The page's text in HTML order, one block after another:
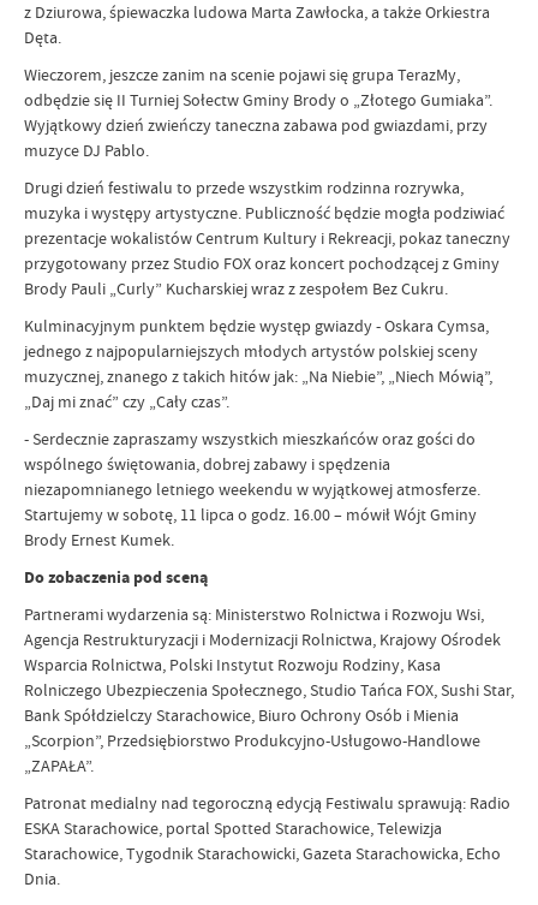
z Dziurowa, śpiewaczka ludowa Marta Zawłocka, a także Orkiestra
Dęta.
Wieczorem, jeszcze zanim na scenie pojawi się grupa TerazMy,
odbędzie się II Turniej Sołectw Gminy Brody o „Złotego Gumiaka”.
Wyjątkowy dzień zwieńczy taneczna zabawa pod gwiazdami, przy
muzyce DJ Pablo.
Drugi dzień festiwalu to przede wszystkim rodzinna rozrywka,
muzyka i występy artystyczne. Publiczność będzie mogła podziwiać
prezentacje wokalistów Centrum Kultury i Rekreacji, pokaz taneczny
przygotowany przez Studio FOX oraz koncert pochodzącej z Gminy
Brody Pauli „Curly” Kucharskiej wraz z zespołem Bez Cukru.
Kulminacyjnym punktem będzie występ gwiazdy - Oskara Cymsa,
jednego z najpopularniejszych młodych artystów polskiej sceny
muzycznej, znanego z takich hitów jak: „Na Niebie”, „Niech Mówią”,
„Daj mi znać” czy „Cały czas”.
- Serdecznie zapraszamy wszystkich mieszkańców oraz gości do
wspólnego świętowania, dobrej zabawy i spędzenia
niezapomnianego letniego weekendu w wyjątkowej atmosferze.
Startujemy w sobotę, 11 lipca o godz. 16.00 – mówił Wójt Gminy
Brody Ernest Kumek.
Do zobaczenia pod sceną
Partnerami wydarzenia są: Ministerstwo Rolnictwa i Rozwoju Wsi,
Agencja Restrukturyzacji i Modernizacji Rolnictwa, Krajowy Ośrodek
Wsparcia Rolnictwa, Polski Instytut Rozwoju Rodziny, Kasa
Rolniczego Ubezpieczenia Społecznego, Studio Tańca FOX, Sushi Star,
Bank Spółdzielczy Starachowice, Biuro Ochrony Osób i Mienia
„Scorpion”, Przedsiębiorstwo Produkcyjno-Usługowo-Handlowe
„ZAPAŁA”.
Patronat medialny nad tegoroczną edycją Festiwalu sprawują: Radio
ESKA Starachowice, portal Spotted Starachowice, Telewizja
Starachowice, Tygodnik Starachowicki, Gazeta Starachowicka, Echo
Dnia.